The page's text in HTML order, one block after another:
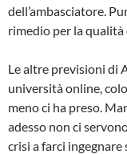
dell’ambasciatore.
rimedio per la qualità
Le altre previsioni di
università online,
meno ci ha preso.
adesso non ci
crisi a farci ingegnare